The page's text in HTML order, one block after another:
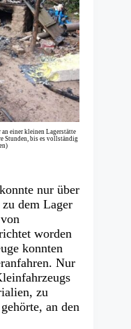
einer kleinen Lagerstätte
Stunden, bis es vollständig
nur über
dem Lager
worden
konnten
Nur
zu
an den